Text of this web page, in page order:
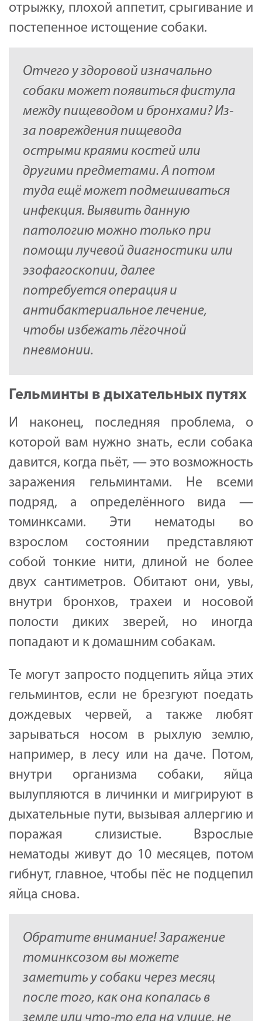
отрыжку, плохой аппетит, срыгивание и
постепенное истощение собаки.
Отчего у здоровой изначально
собаки может появиться фистула
между пищеводом и бронхами? Из-
за повреждения пищевода
острыми краями костей или
другими предметами. А потом
туда ещё может подмешиваться
инфекция. Выявить данную
патологию можно только при
помощи лучевой диагностики или
эзофагоскопии, далее
потребуется операция и
антибактериальное лечение,
чтобы избежать лёгочной
пневмонии.
Гельминты в дыхательных путях
И наконец, последняя проблема, о
которой вам нужно знать, если собака
давится, когда пьёт, — это возможность
заражения гельминтами. Не всеми
подряд, а определённого вида —
томинксами. Эти нематоды во
взрослом состоянии представляют
собой тонкие нити, длиной не более
двух сантиметров. Обитают они, увы,
внутри бронхов, трахеи и носовой
полости диких зверей, но иногда
попадают и к домашним собакам.
Те могут запросто подцепить яйца этих
гельминтов, если не брезгуют поедать
дождевых червей, а также любят
зарываться носом в рыхлую землю,
например, в лесу или на даче. Потом,
внутри организма собаки, яйца
вылупляются в личинки и мигрируют в
дыхательные пути, вызывая аллергию и
поражая слизистые. Взрослые
нематоды живут до 10 месяцев, потом
гибнут, главное, чтобы пёс не подцепил
яйца снова.
Обратите внимание! Заражение
томинксозом вы можете
заметить у собаки через месяц
после того, как она копалась в
земле или что-то ела на улице, не